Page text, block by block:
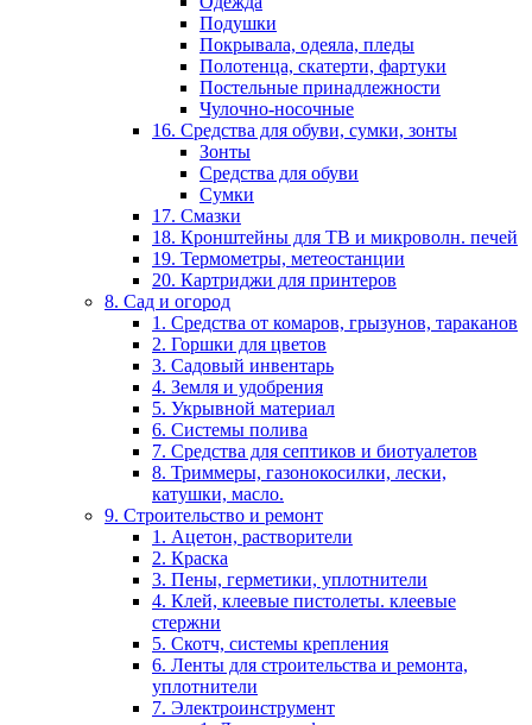
Подушки
Покрывала, одеяла, пледы
Полотенца, скатерти, фартуки
Постельные принадлежности
Чулочно-носочные
16. Средства для обуви, сумки, зонты
Зонты
Средства для обуви
Сумки
17. Смазки
18. Кронштейны для ТВ и микроволн. печей
19. Термометры, метеостанции
20. Картриджи для принтеров
8. Сад и огород
1. Средства от комаров, грызунов, тараканов
2. Горшки для цветов
3. Садовый инвентарь
4. Земля и удобрения
5. Укрывной материал
6. Системы полива
7. Средства для септиков и биотуалетов
8. Триммеры, газонокосилки, лески,
катушки, масло.
9. Строительство и ремонт
1. Ацетон, растворители
2. Краска
3. Пены, герметики, уплотнители
4. Клей, клеевые пистолеты. клеевые
стержни
5. Скотч, системы крепления
6. Ленты для строительства и ремонта,
уплотнители
7. Электроинструмент